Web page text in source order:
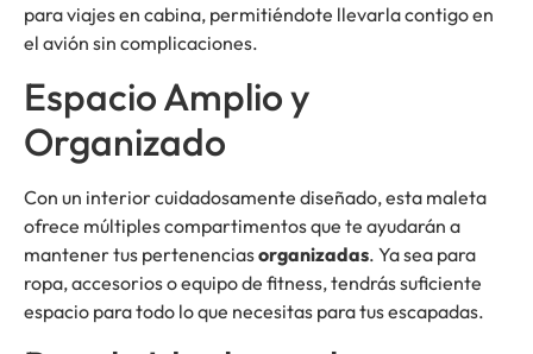
para viajes en cabina, permitiéndote llevarla contigo en
el avión sin complicaciones.
Espacio Amplio y
Organizado
Con un interior cuidadosamente diseñado, esta maleta
ofrece múltiples compartimentos que te ayudarán a
mantener tus pertenenciasorganizadas. Ya sea para
ropa, accesorios o equipo de fitness, tendrás suficiente
espacio para todo lo que necesitas para tus escapadas.